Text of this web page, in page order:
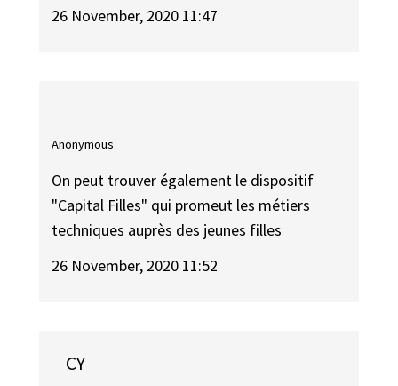
26 November, 2020 11:47
Anonymous
On peut trouver également le dispositif
"Capital Filles" qui promeut les métiers
techniques auprès des jeunes filles
26 November, 2020 11:52
CY